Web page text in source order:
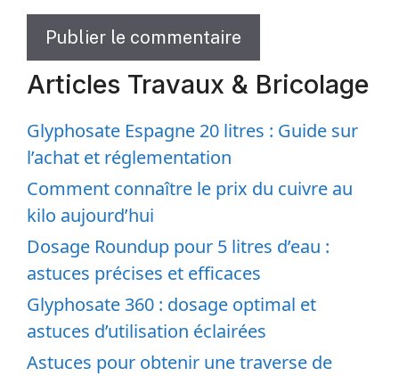
Articles Travaux & Bricolage
Glyphosate Espagne 20 litres : Guide sur
l’achat et réglementation
Comment connaître le prix du cuivre au
kilo aujourd’hui
Dosage Roundup pour 5 litres d’eau :
astuces précises et efficaces
Glyphosate 360 : dosage optimal et
astuces d’utilisation éclairées
Astuces pour obtenir une traverse de